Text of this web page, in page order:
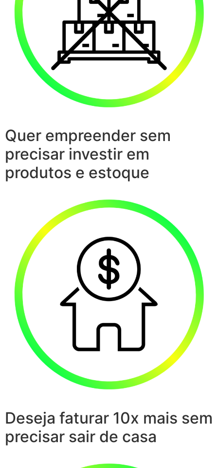
Quer empreender sem
precisar investir em
produtos e estoque
Deseja faturar 10x mais sem
precisar sair de casa